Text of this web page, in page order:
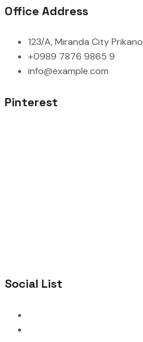
Office Address
123/A, Miranda City Prikano
+0989 7876 9865 9
info@example.com
Pinterest
Social List